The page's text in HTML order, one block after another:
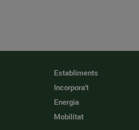
Establiments
Incorpora't
Energia
Mobilitat